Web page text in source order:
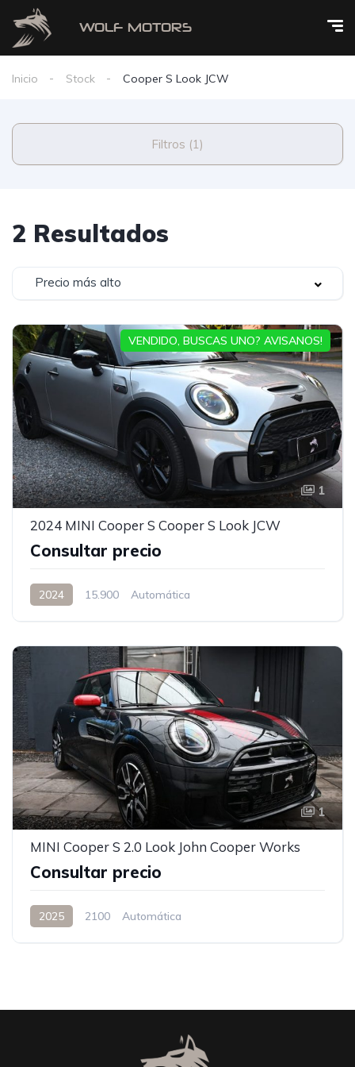
Inicio Stock Cooper S Look JCW
Filtros (1)
2 Resultados
Precio más alto
1
2024 MINI Cooper S Cooper S Look JCW
Consultar precio
2024 15.900 Automática
VENDIDO, BUSCAS UNO? AVISANOS!
1
MINI Cooper S 2.0 Look John Cooper Works
Consultar precio
2025 2100 Automática